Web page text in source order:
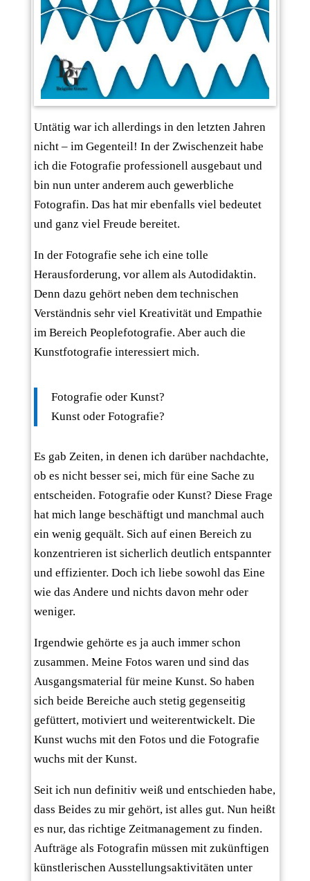
Untätig war ich allerdings in den letzten Jahren
nicht – im Gegenteil! In der Zwischenzeit habe
ich die Fotografie professionell ausgebaut und
bin nun unter anderem auch gewerbliche
Fotografin. Das hat mir ebenfalls viel bedeutet
und ganz viel Freude bereitet.
In der Fotografie sehe ich eine tolle
Herausforderung, vor allem als Autodidaktin.
Denn dazu gehört neben dem technischen
Verständnis sehr viel Kreativität und Empathie
im Bereich Peoplefotografie. Aber auch die
Kunstfotografie interessiert mich.
Fotografie oder Kunst?
Kunst oder Fotografie?
Es gab Zeiten, in denen ich darüber nachdachte,
ob es nicht besser sei, mich für eine Sache zu
entscheiden. Fotografie oder Kunst? Diese Frage
hat mich lange beschäftigt und manchmal auch
ein wenig gequält. Sich auf einen Bereich zu
konzentrieren ist sicherlich deutlich entspannter
und effizienter. Doch ich liebe sowohl das Eine
wie das Andere und nichts davon mehr oder
weniger.
Irgendwie gehörte es ja auch immer schon
zusammen. Meine Fotos waren und sind das
Ausgangsmaterial für meine Kunst. So haben
sich beide Bereiche auch stetig gegenseitig
gefüttert, motiviert und weiterentwickelt. Die
Kunst wuchs mit den Fotos und die Fotografie
wuchs mit der Kunst.
Seit ich nun definitiv weiß und entschieden habe,
dass Beides zu mir gehört, ist alles gut. Nun heißt
es nur, das richtige Zeitmanagement zu finden.
Aufträge als Fotografin müssen mit zukünftigen
künstlerischen Ausstellungsaktivitäten unter